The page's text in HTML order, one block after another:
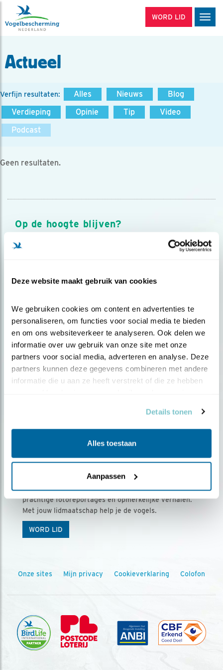
Deze website maakt gebruik van cookies
We gebruiken cookies om content en advertenties te
personaliseren, om functies voor social media te bieden
en om ons websiteverkeer te analyseren. Ook delen we
informatie over uw gebruik van onze site met onze
partners voor social media, adverteren en analyse. Deze
partners kunnen deze gegevens combineren met andere
informatie die u aan ze heeft verstrekt of die ze hebben
Details tonen
Alles toestaan
Aanpassen
WORD LID
Actueel
Verfijn resultaten: Alles Nieuws
Blog
Verdieping
Opinie Tip
Video
Podcast
Geen resultaten.
Op de hoogte blijven?
Meld je aan en ontvang nieuws, inspiratie, acties en tips
over vogels en activiteiten van Vogelbescherming.
Ontvang 5 x Vogels voor € 36,00 per jaar
Vogels is het tijdschrift voor onze leden, met
prachtige fotoreportages en opmerkelijke verhalen.
Met jouw lidmaatschap help je de vogels.
WORD LID
Onze sites Mijn privacy Cookieverklaring Colofon